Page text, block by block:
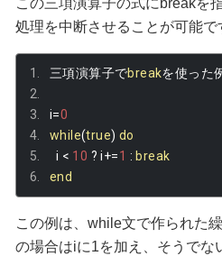
処理を中断させることが可能で
三項演算子でbreakを使った
i=0
while(true) do
  i
< 10 ? i+=1 : break
end
この例は、while文で作られた
の場合はiに1を加え、そうでな